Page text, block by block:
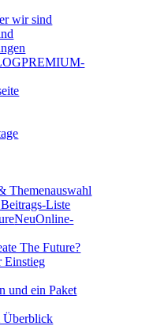
wir sind
PREMIUM-
Themenauswahl
Liste
NeuOnline-
The Future?
Einstieg
und ein Paket
Überblick